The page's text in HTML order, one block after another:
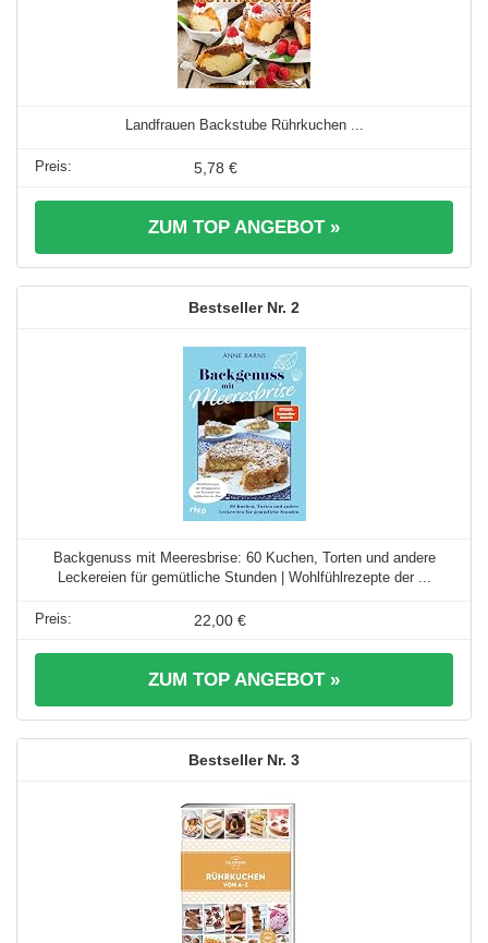
Landfrauen Backstube Rührkuchen ...
5,78 €
ZUM TOP ANGEBOT »
2
Backgenuss mit Meeresbrise: 60 Kuchen, Torten und andere
Leckereien für gemütliche Stunden | Wohlfühlrezepte der ...
22,00 €
ZUM TOP ANGEBOT »
3